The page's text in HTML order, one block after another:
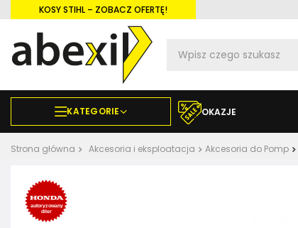
KOSY STIHL – ZOBACZ OFERTĘ!
KATEGORIE OKAZJE
Strona główna Akcesoria i eksploatacja Akcesoria do Pomp